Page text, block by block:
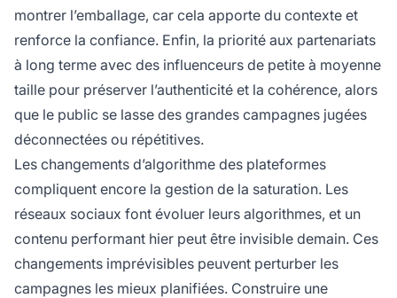
montrer l’emballage, car cela apporte du contexte et
renforce la confiance. Enfin, la priorité aux partenariats
à long terme avec des influenceurs de petite à moyenne
taille pour préserver l’authenticité et la cohérence, alors
que le public se lasse des grandes campagnes jugées
déconnectées ou répétitives.
Les changements d’algorithme des plateformes
compliquent encore la gestion de la saturation. Les
réseaux sociaux font évoluer leurs algorithmes, et un
contenu performant hier peut être invisible demain. Ces
changements imprévisibles peuvent perturber les
campagnes les mieux planifiées. Construire une